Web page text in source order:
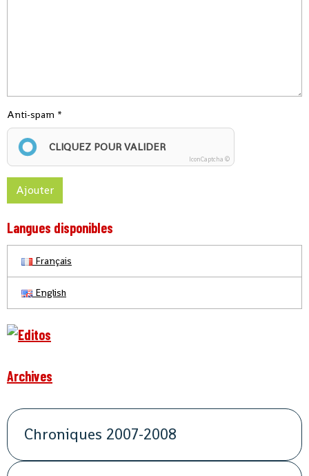
Anti-spam
CLIQUEZ POUR VALIDER
IconCaptcha ©
Ajouter
Langues disponibles
Français
English
Archives
Chroniques 2007-2008